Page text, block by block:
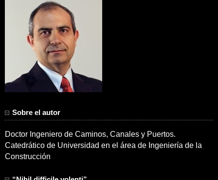
Sobre el autor
Doctor Ingeniero de Caminos, Canales y Puertos.
Catedrático de Universidad en el área de Ingeniería de la
Construcción